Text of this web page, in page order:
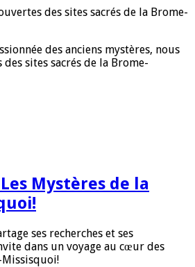
des sites sacrés de la Brome-
des anciens mystères, nous
sites sacrés de la Brome-
Mystères de la
ses recherches et ses
dans un voyage au cœur des
Missisquoi!